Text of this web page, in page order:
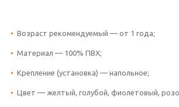
Возраст рекомендуемый — от 1 года;
Материал — 100% ПВХ;
Крепление (установка) — напольное;
Цвет — желтый, голубой, фиолетовый,